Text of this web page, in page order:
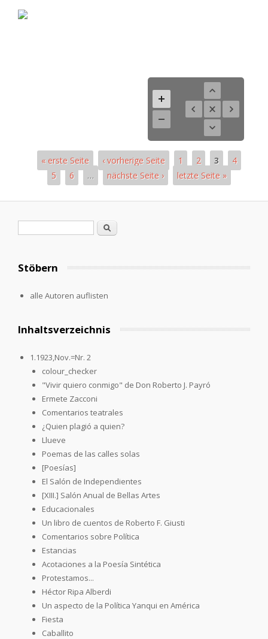
« erste Seite ‹ vorherige Seite 1 2 3
4
5
6 … nächste Seite › letzte Seite »
Suche
Stöbern
alle Autoren auflisten
Inhaltsverzeichnis
1.1923,Nov.=Nr. 2
colour_checker
"Vivir quiero conmigo" de Don Roberto J. Payró
Ermete Zacconi
Comentarios teatrales
¿Quien plagió a quien?
Llueve
Poemas de las calles solas
[Poesías]
El Salón de Independientes
[XIII.] Salón Anual de Bellas Artes
Educacionales
Un libro de cuentos de Roberto F. Giusti
Comentarios sobre Política
Estancias
Acotaciones a la Poesía Sintética
Protestamos...
Héctor Ripa Alberdi
Un aspecto de la Política Yanqui en América
Fiesta
Caballito